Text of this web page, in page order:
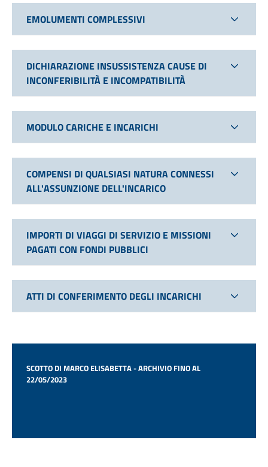
EMOLUMENTI COMPLESSIVI
DICHIARAZIONE INSUSSISTENZA CAUSE DI
INCONFERIBILITÀ E INCOMPATIBILITÀ
MODULO CARICHE E INCARICHI
COMPENSI DI QUALSIASI NATURA CONNESSI
ALL'ASSUNZIONE DELL'INCARICO
IMPORTI DI VIAGGI DI SERVIZIO E MISSIONI
PAGATI CON FONDI PUBBLICI
ATTI DI CONFERIMENTO DEGLI INCARICHI
SCOTTO DI MARCO ELISABETTA - ARCHIVIO FINO AL
22/05/2023